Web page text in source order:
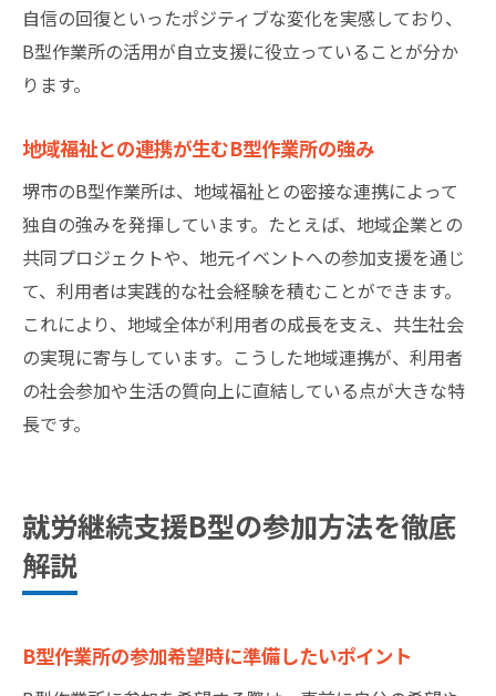
自信の回復といったポジティブな変化を実感しており、
B型作業所の活用が自立支援に役立っていることが分か
ります。
地域福祉との連携が生むB型作業所の強み
堺市のB型作業所は、地域福祉との密接な連携によって
独自の強みを発揮しています。たとえば、地域企業との
共同プロジェクトや、地元イベントへの参加支援を通じ
て、利用者は実践的な社会経験を積むことができます。
これにより、地域全体が利用者の成長を支え、共生社会
の実現に寄与しています。こうした地域連携が、利用者
の社会参加や生活の質向上に直結している点が大きな特
長です。
就労継続支援B型の参加方法を徹底
解説
B型作業所の参加希望時に準備したいポイント